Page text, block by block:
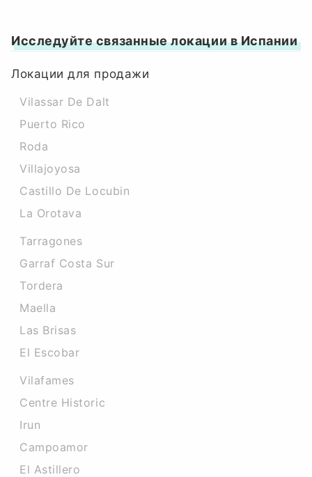
Исследуйте связанные локации в Испании
Локации для продажи
Vilassar De Dalt
Puerto Rico
Roda
Villajoyosa
Castillo De Locubin
La Orotava
Tarragones
Garraf Costa Sur
Tordera
Maella
Las Brisas
El Escobar
Vilafames
Centre Historic
Irun
Campoamor
El Astillero